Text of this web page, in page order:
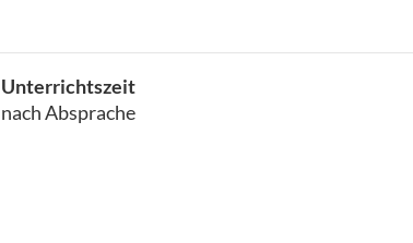
Unterrichtszeit
nach Absprache